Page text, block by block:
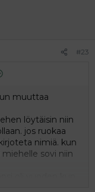
#23
muuttaa
löytäisin niin
jos ruokaa
nimiä. kun
sovi niin
oli vuoden kun